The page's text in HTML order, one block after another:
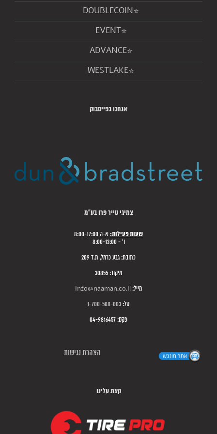
DOUBLECOIN
EVENT
ADVANCE
WESTLAKE
אנחנו בפייסבוק
צמיגי טייר פרו בע"מ
שעות פעילות: א-ה 8:00-17:00
ו' - 8:00-13:00
כתובת: גבע כרמל, ת.ד 209
מיקוד: 30855
מייל: info@naaman.co.il
טל: 1-700-508-003
פקס: 04-9816457
הצהרת נגישות
קצת עלינו